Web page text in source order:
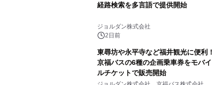
経路検索を多言語で提供開始
ジョルダン株式会社
2日前
東尋坊や永平寺など福井観光に便利！
京福バスの6種の企画乗車券をモバイ
ルチケットで販売開始